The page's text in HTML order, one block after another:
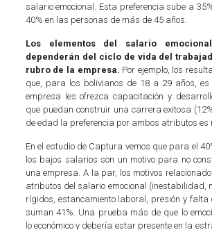
salario emocional. Esta preferencia sube a
40% en las personas de más de 45 años.
Los elementos del salario
dependerán del ciclo de vida del
rubro de la empresa. Por ejemplo, los
que, para los bolivianos de 18 a 29 años, es
empresa les ofrezca capacitación y
que puedan construir una carrera exitosa
de edad la preferencia por ambos atributos es
En el estudio de Captura vemos que para el
los bajos salarios son un motivo para no
una empresa. A la par, los motivos
atributos del salario emocional (inestabilidad,
rígidos, estancamiento laboral, presión y falta
suman 41%. Una prueba más de que lo
lo económico y debería estar presente en la